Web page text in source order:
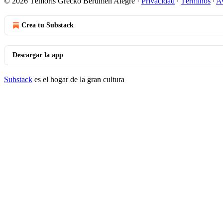
Crea tu Substack
Descargar la app
Substack es el hogar de la gran cultura